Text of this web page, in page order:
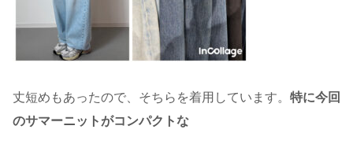
丈短めもあったので、そちらを着用しています。 特に今回
のサマーニットがコンパクトな